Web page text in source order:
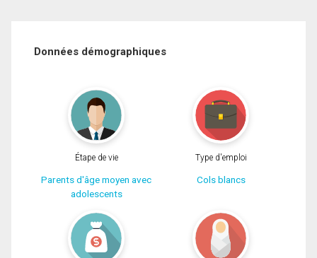
Données démographiques
Étape de vie
Parents d'âge moyen avec
adolescents
Type d'emploi
Cols blancs